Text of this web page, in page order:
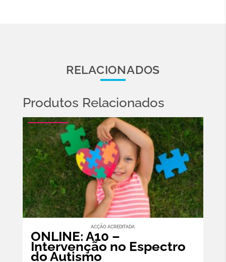
RELACIONADOS
Produtos Relacionados
ACÇÃO ACREDITADA
ONLINE: A10 –
Intervenção no Espectro
do Autismo